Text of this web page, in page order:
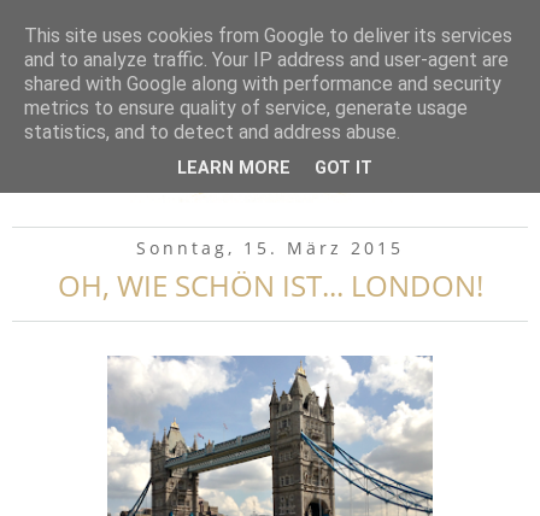
Sonntag, 15. März 2015
OH, WIE SCHÖN IST... LONDON!
This site uses cookies from Google to deliver its services
and to analyze traffic. Your IP address and user-agent are
shared with Google along with performance and security
metrics to ensure quality of service, generate usage
statistics, and to detect and address abuse.
LEARN MORE GOT IT